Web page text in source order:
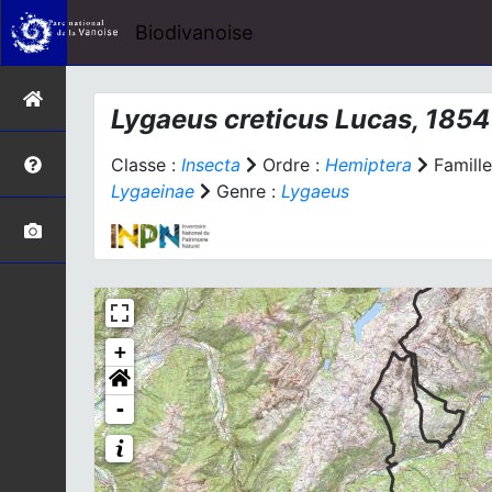
Biodivanoise
Lygaeus creticus Lucas, 1854
Classe : Insecta Ordre : Hemiptera
Lygaeinae
Genre : Lygaeus
+
-